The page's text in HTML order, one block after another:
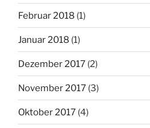
Februar 2018 (1)
Januar 2018 (1)
Dezember 2017 (2)
November 2017 (3)
Oktober 2017 (4)